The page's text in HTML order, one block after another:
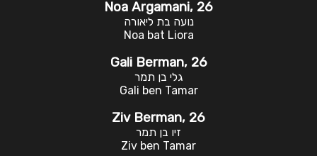
Noa Argamani, 26
נועה בת ליאורה
Noa bat Liora
Gali Berman, 26
גלי בן תמר
Gali ben Tamar
Ziv Berman, 26
זיו בן תמר
Ziv ben Tamar